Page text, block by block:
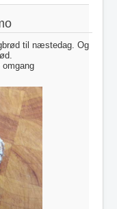
til næstedag. Og